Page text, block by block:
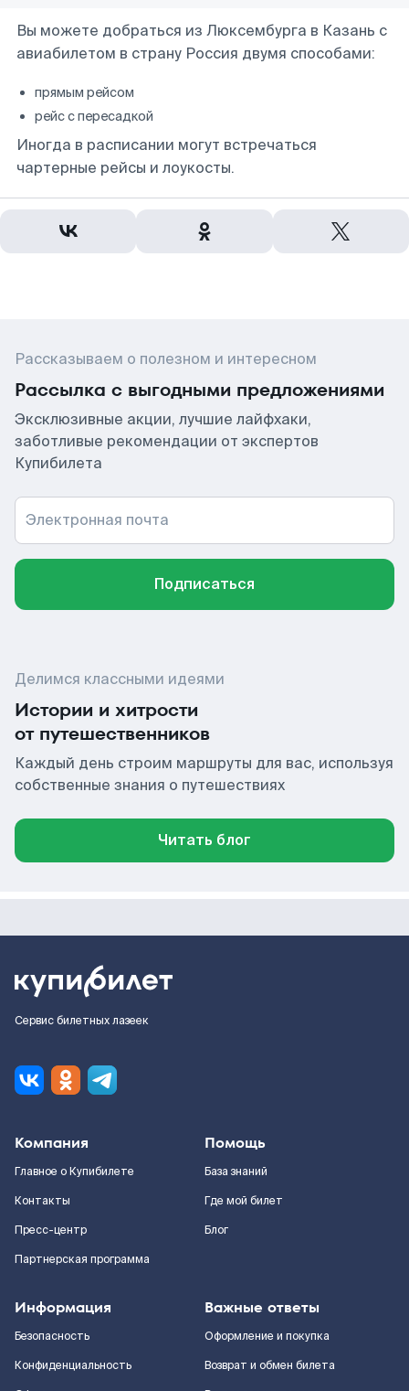
Вы можете добраться из Люксембурга в Казань с
авиабилетом в страну Россия двумя способами:
прямым рейсом
рейс с пересадкой
Иногда в расписании могут встречаться
чартерные рейсы и лоукосты.
Рассказываем о полезном и интересном
Рассылка с выгодными предложениями
Эксклюзивные акции, лучшие лайфхаки,
заботливые рекомендации от экспертов
Купибилета
Электронная почта
Подписаться
Делимся классными идеями
Истории и хитрости
от путешественников
Каждый день строим маршруты для вас, используя
собственные знания о путешествиях
Читать блог
Сервис билетных лазеек
Компания
Главное о Купибилете
Контакты
Пресс-центр
Партнерская программа
Помощь
База знаний
Где мой билет
Блог
Информация
Безопасность
Конфиденциальность
Важные ответы
Оформление и покупка
Возврат и обмен билета